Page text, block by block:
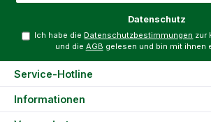
Datenschutz
Ich habe die Datenschutzbestimmungen zur
und die AGB gelesen und bin mit ihnen
Service-Hotline
Informationen